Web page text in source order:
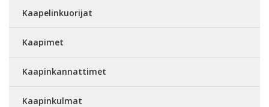
Kaapelinkuorijat
Kaapimet
Kaapinkannattimet
Kaapinkulmat